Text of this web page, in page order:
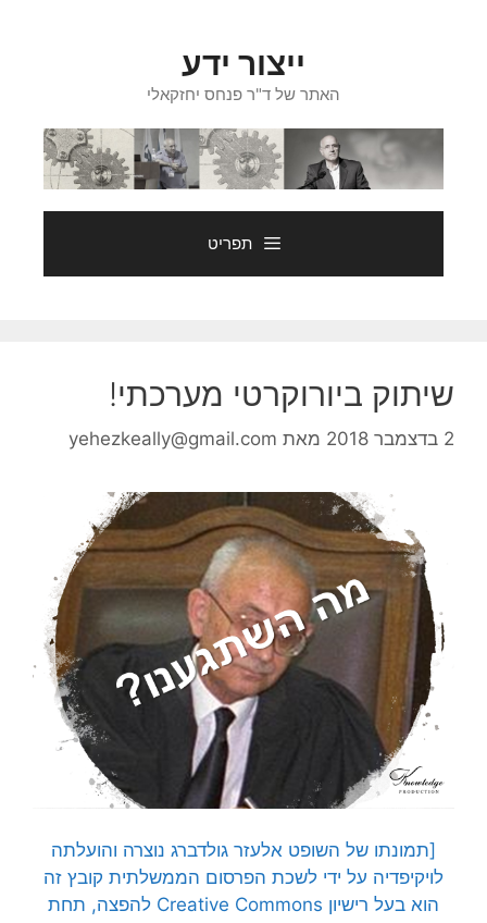
ייצור ידע
האתר של ד"ר פנחס יחזקאלי
תפריט
שיתוק ביורוקרטי מערכתי!
2 בדצמבר 2018 מאת yehezkeally@gmail.com
[תמונתו של השופט אלעזר גולדברג נוצרה והועלתה
לויקיפדיה על ידי לשכת הפרסום הממשלתית קובץ זה
הוא בעל רישיון Creative Commons להפצה, תחת